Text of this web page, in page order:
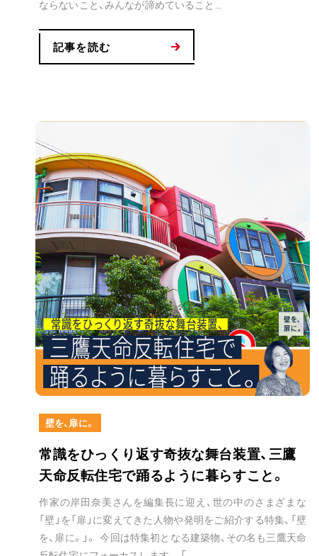
ならないこと、みんなが諦めていること...
記事を読む
壁を、扉に。
常識をひっくり返す奇抜な舞台装置、三鷹
天命反転住宅で踊るように暮らすこと。
作家の岸田奈美さんを編集長に迎え、世の中のさまざまな
「壁」を「扉」に変えてきた人物や発明をご紹介する特集、「壁
を、扉に。」。 今回は特集初となる建築物、その名も三鷹天命